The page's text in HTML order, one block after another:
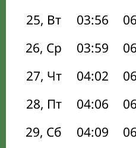
25, Вт
03:56
26, Ср
03:59
27, Чт
04:02
28, Пт
04:06
29, Сб
04:09